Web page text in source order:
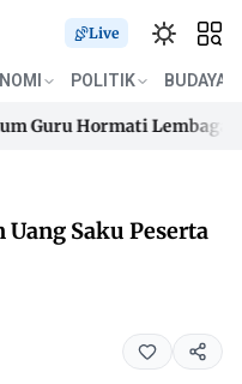
Live
POLITIK BUDAYA
Hormati Lembaga Adat
Hormati Lembaga Adat
Saku Peserta